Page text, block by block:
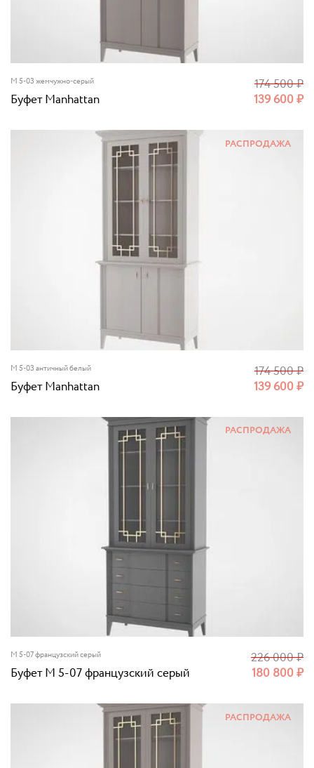
M 5-03 жемчужно-серый
Буфет Manhattan 139 600₽
174 500₽
M 5-03 античный белый
Буфет Manhattan 139 600₽
174 500₽
РАСПРОДАЖА
M 5-07 французский серый
Буфет M 5-07 французский серый 180 800₽
226 000₽
РАСПРОДАЖА
РАСПРОДАЖА